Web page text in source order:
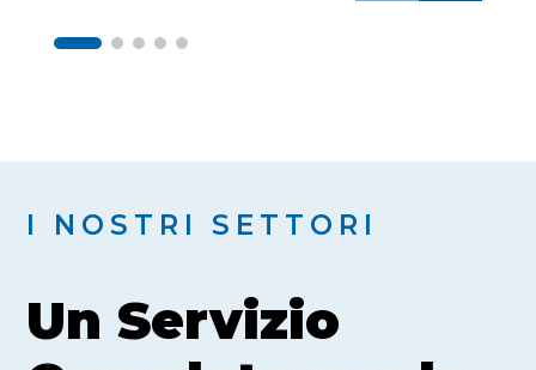
I NOSTRI SETTORI
Un Servizio